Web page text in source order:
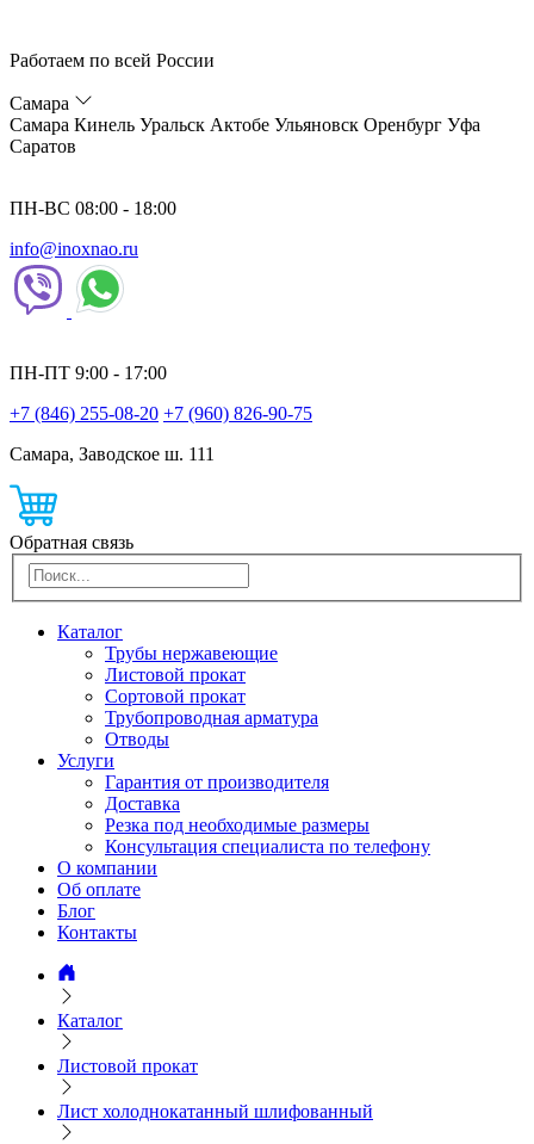
Работаем по всей России
Самара
Самара Кинель Уральск Актобе Ульяновск Оренбург Уфа
Саратов
ПН-ВС 08:00 - 18:00
info@inoxnao.ru
ПН-ПТ 9:00 - 17:00
+7 (846) 255-08-20 +7 (960) 826-90-75
Самара, Заводское ш. 111
Обратная связь
Каталог
Трубы нержавеющие
Листовой прокат
Сортовой прокат
Трубопроводная арматура
Отводы
Услуги
Гарантия от производителя
Доставка
Резка под необходимые размеры
Консультация специалиста по телефону
О компании
Об оплате
Блог
Контакты
Каталог
Листовой прокат
Лист холоднокатанный шлифованный